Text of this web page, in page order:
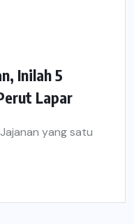
Inilah 5
Lapar
yang satu